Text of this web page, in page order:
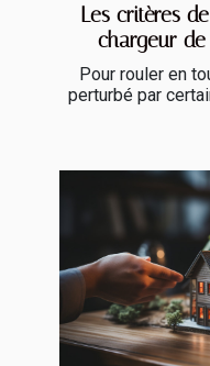
Les critères
chargeur
Pour rouler en
perturbé par